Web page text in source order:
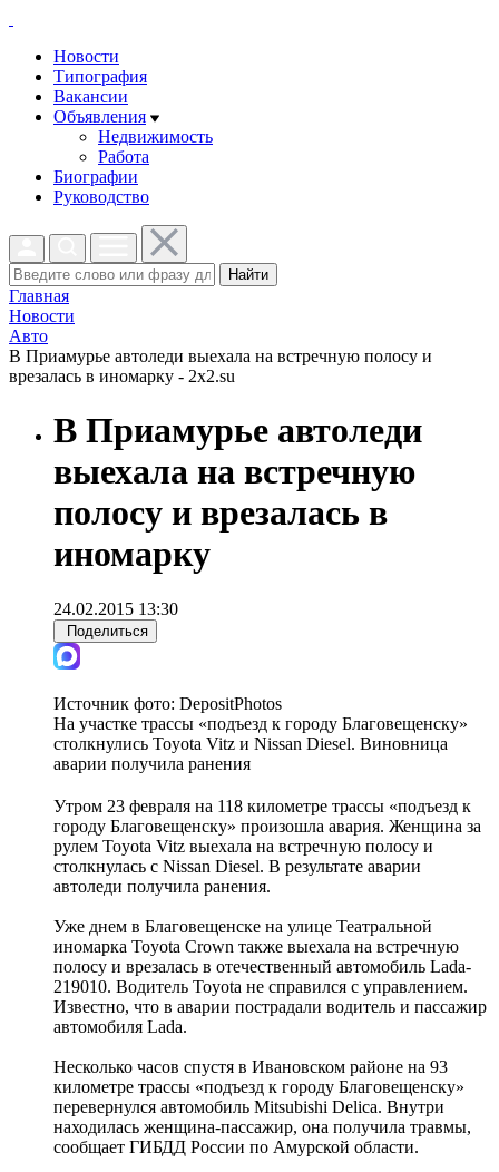
Новости
Типография
Вакансии
Объявления
Недвижимость
Работа
Биографии
Руководство
Найти
Главная
Новости
Авто
В Приамурье автоледи выехала на встречную полосу и
врезалась в иномарку - 2x2.su
В Приамурье автоледи
выехала на встречную
полосу и врезалась в
иномарку
24.02.2015 13:30
Поделиться
Источник фото: DepositPhotos
На участке трассы «подъезд к городу Благовещенску»
столкнулись Toyota Vitz и Nissan Diesel. Виновница
аварии получила ранения
Утром 23 февраля на 118 километре трассы «подъезд к
городу Благовещенску» произошла авария. Женщина за
рулем Toyota Vitz выехала на встречную полосу и
столкнулась с Nissan Diesel. В результате аварии
автоледи получила ранения.
Уже днем в Благовещенске на улице Театральной
иномарка Toyota Crown также выехала на встречную
полосу и врезалась в отечественный автомобиль Lada-
219010. Водитель Toyota не справился с управлением.
Известно, что в аварии пострадали водитель и пассажир
автомобиля Lada.
Несколько часов спустя в Ивановском районе на 93
километре трассы «подъезд к городу Благовещенску»
перевернулся автомобиль Mitsubishi Delica. Внутри
находилась женщина-пассажир, она получила травмы,
сообщает ГИБДД России по Амурской области.